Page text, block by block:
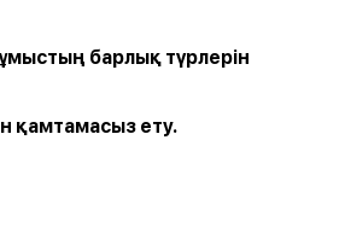
барлық түрлерін
қамтамасыз ету.